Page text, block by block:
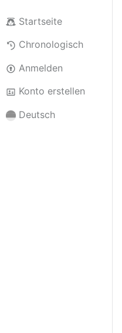
Startseite
Chronologisch
Anmelden
Konto erstellen
Deutsch